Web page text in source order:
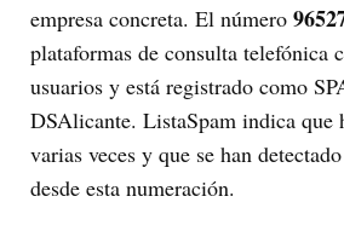
empresa concreta. El número
plataformas de consulta telefónica
usuarios y está registrado como
DSAlicante. ListaSpam indica que
varias veces y que se han
desde esta numeración.